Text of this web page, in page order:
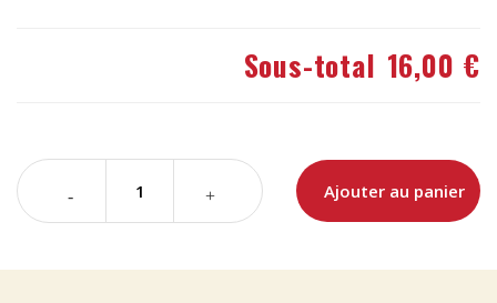
Sous-total 16,00 €
Ajouter au panier